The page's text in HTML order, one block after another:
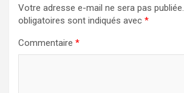
Votre adresse e-mail ne sera pas publiée.
obligatoires sont indiqués avec *
Commentaire *